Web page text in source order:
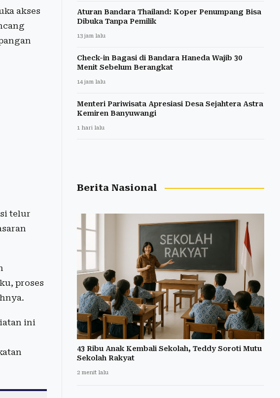
akses
telur
proses
ini
Aturan Bandara Thailand: Koper Penumpang Bisa
Dibuka Tanpa Pemilik
13 jam lalu
Check-in Bagasi di Bandara Haneda Wajib 30
Menit Sebelum Berangkat
14 jam lalu
Menteri Pariwisata Apresiasi Desa Sejahtera Astra
Kemiren Banyuwangi
1 hari lalu
Berita Nasional
43 Ribu Anak Kembali Sekolah, Teddy Soroti Mutu
Sekolah Rakyat
2 menit lalu